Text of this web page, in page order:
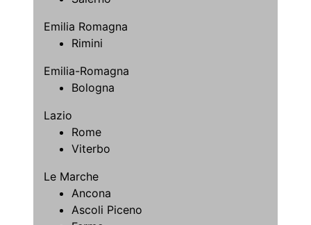
Emilia Romagna
Rimini
Emilia-Romagna
Bologna
Lazio
Rome
Viterbo
Le Marche
Ancona
Ascoli Piceno